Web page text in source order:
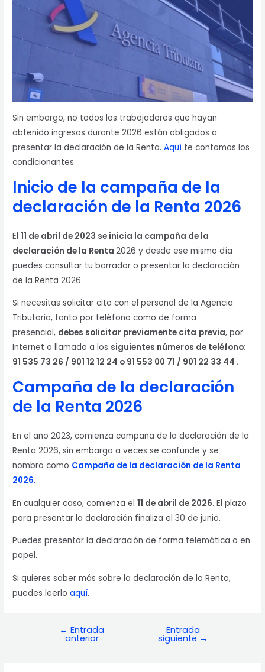
Sin embargo, no todos los trabajadores que hayan
obtenido ingresos durante 2026 están obligados a
presentar la declaración de la Renta.Aquí te contamos los
condicionantes.
Inicio de la campaña de la
declaración de la Renta 2026
El11 de abril de 2023 se inicia la campaña de la
declaración de la Renta2026 y desde ese mismo día
puedes consultar tu borrador o presentar la declaración
de la Renta 2026.
Si necesitas solicitar cita con el personal de la Agencia
Tributaria, tanto por teléfono como de forma
presencial, debes solicitar previamente cita previa, por
Internet o llamado a los siguientes números de teléfono:
91 535 73 26 / 901 12 12 24 o 91 553 00 71 / 901 22 33 44 .
Campaña de la declaración
de la Renta 2026
En el año 2023, comienza campaña de la declaración de la
Renta 2026, sin embargo a veces se confunde y se
nombra como Campaña de la declaración de la Renta
2026.
En cualquier caso, comienza el11 de abril de 2026. El plazo
para presentar la declaración finaliza el 30 de junio.
Puedes presentar la declaración de forma telemática o en
papel.
Si quieres saber más sobre la declaración de la Renta,
puedes leerloaquí.
Navegación
← Entrada
anterior
Entrada
siguiente →